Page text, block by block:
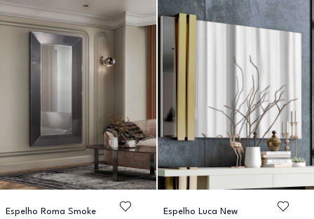
Espelho Roma Smoke Espelho Luca New